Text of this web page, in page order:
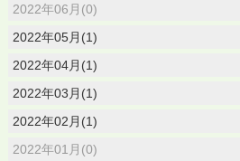
2022年06月(0)
2022年05月(1)
2022年04月(1)
2022年03月(1)
2022年02月(1)
2022年01月(0)